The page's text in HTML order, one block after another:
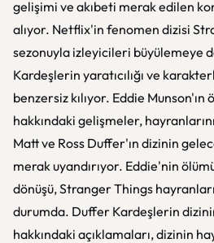
gelişimi ve akıbeti merak edilen
alıyor. Netflix'in fenomen dizisi
sezonuyla izleyicileri büyülemeye
Kardeşlerin yaratıcılığı ve
benzersiz kılıyor. Eddie Munson'ın
hakkındaki gelişmeler,
Matt ve Ross Duffer'ın dizinin
merak uyandırıyor. Eddie'nin
dönüşü, Stranger Things
durumda. Duffer Kardeşlerin
hakkındaki açıklamaları, dizinin